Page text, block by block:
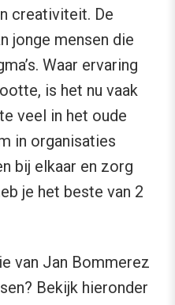
creativiteit. De
jonge mensen die
Waar ervaring
is het nu vaak
veel in het oude
in organisaties
bij elkaar en zorg
je het beste van 2
van Jan Bommerez
Bekijk hieronder